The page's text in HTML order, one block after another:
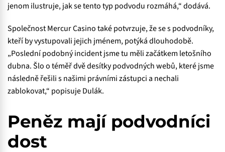
jenom ilustruje, jak se tento typ podvodu rozmáhá,“ dodává.
Společnost Mercur Casino také potvrzuje, že se s podvodníky,
kteří by vystupovali jejich jménem, potýká dlouhodobě.
„Poslední podobný incident jsme tu měli začátkem letošního
dubna. Šlo o téměř dvě desítky podvodných webů, které jsme
následně řešili s našimi právními zástupci a nechali
zablokovat,“ popisuje Dulák.
Peněz mají podvodníci
dost